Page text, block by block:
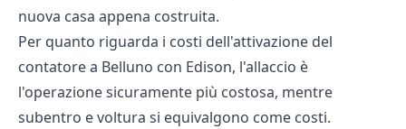
nuova casa appena costruita.
Per quanto riguarda i costi dell'attivazione del
contatore a Belluno con Edison, l'allaccio è
l'operazione sicuramente più costosa, mentre
subentro e voltura si equivalgono come costi.